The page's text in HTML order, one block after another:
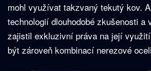
mohl využívat takzvaný tekutý kov.
technologií dlouhodobé zkušenosti a
zajistil exkluzivní práva na její
být zároveň kombinací nerezové